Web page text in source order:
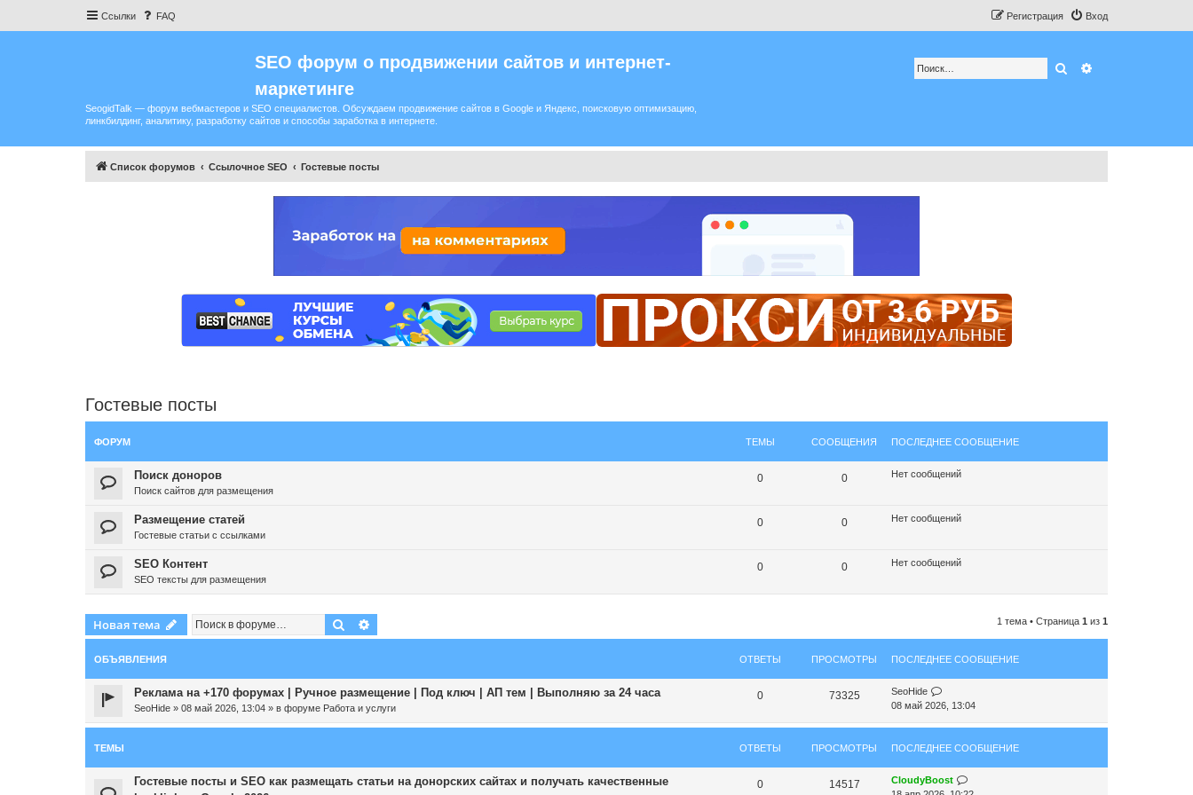
Ссылки FAQ Вход
Регистрация
SEO форум о продвижении сайтов и интернет-
маркетинге
SeogidTalk — форум вебмастеров и SEO специалистов. Обсуждаем продвижение сайтов в Google и Яндекс, поисковую оптимизацию,
линкбилдинг, аналитику, разработку сайтов и способы заработка в интернете.
Поиск
Список форумов Ссылочное SEO Гостевые посты
Гостевые посты
ФОРУМ ТЕМЫ СООБЩЕНИЯ ПОСЛЕДНЕЕ СООБЩЕНИЕ
Поиск доноров
Поиск сайтов для размещения
0 0 Нет сообщений
Размещение статей
Гостевые статьи с ссылками
0 0 Нет сообщений
SEO Контент
SEO тексты для размещения
0 0 Нет сообщений
Новая тема Поиск 1 тема • Страница 1 из 1
ОБЪЯВЛЕНИЯ ОТВЕТЫ ПРОСМОТРЫ ПОСЛЕДНЕЕ СООБЩЕНИЕ
Реклама на +170 форумах | Ручное размещение | Под ключ | АП тем | Выполняю за 24 часа
SeoHide » 08 май 2026, 13:04 » в форуме Работа и услуги
0 73325
SeoHide
08 май 2026, 13:04
ТЕМЫ ОТВЕТЫ ПРОСМОТРЫ ПОСЛЕДНЕЕ СООБЩЕНИЕ
Гостевые посты и SEO как размещать статьи на донорских сайтах и получать качественные
0 14517
CloudyBoost